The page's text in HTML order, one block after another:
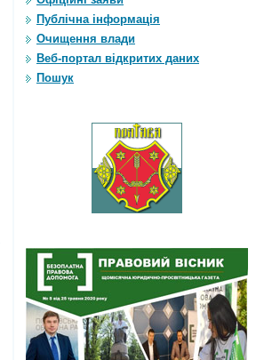
Публічна інформація
Очищення влади
Веб-портал відкритих даних
Пошук